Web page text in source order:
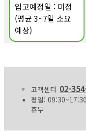
입고예정일 : 미정
(평균 3~7일 소요
예상)
고객센터 02-
평일:
휴무